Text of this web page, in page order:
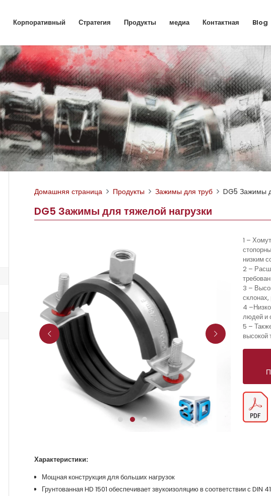
Корпоративный Стратегия Продукты медиа Контактная Blog
Домашняя страница Продукты Зажимы для труб DG5 Зажимы
DG5 Зажимы для тяжелой нагрузки
1 –
низким
2 –
3 –
4
людей и
5 –
высокой
Характеристики:
Мощная конструкция для больших нагрузок
Грунтованная HD 1501 обеспечивает звукоизоляцию в соответствии с DIN